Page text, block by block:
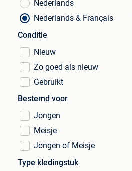
Nederlands
Nederlands & Français
Conditie
Nieuw
Zo goed als nieuw
Gebruikt
Bestemd voor
Jongen
Meisje
Jongen of Meisje
Type kledingstuk